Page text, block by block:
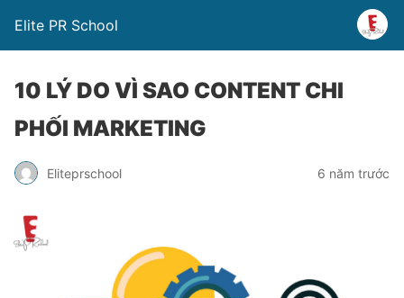
Elite PR School
10 LÝ DO VÌ SAO CONTENT CHI
PHỐI MARKETING
Eliteprschool 6 năm trước